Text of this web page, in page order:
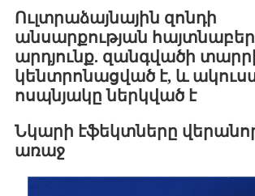
Ուլտրաձայնային զոնդի
անսարքության
արդյունք. զանգվածի
կենտրոնացված է, և
ոսպնյակը ներկված է
Նկարի էֆեկտները
առաջ